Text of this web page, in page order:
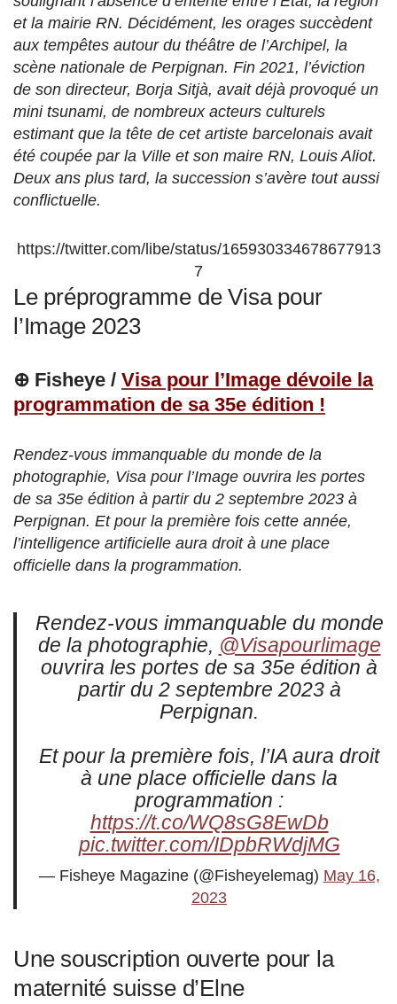
et la mairie RN. Décidément, les orages succèdent
aux tempêtes autour du théâtre de l’Archipel, la
scène nationale de Perpignan. Fin 2021, l’éviction
de son directeur, Borja Sitjà, avait déjà provoqué un
mini tsunami, de nombreux acteurs culturels
estimant que la tête de cet artiste barcelonais avait
été coupée par la Ville et son maire RN, Louis Aliot.
Deux ans plus tard, la succession s’avère tout aussi
conflictuelle.
https://twitter.com/libe/status/165930334678677913
7
Le préprogramme de Visa pour
l’Image 2023
⊕ Fisheye / Visa pour l’Image dévoile la
programmation de sa 35e édition !
Rendez-vous immanquable du monde de la
photographie, Visa pour l’Image ouvrira les portes
de sa 35e édition à partir du 2 septembre 2023 à
Perpignan. Et pour la première fois cette année,
l’intelligence artificielle aura droit à une place
officielle dans la programmation.
Rendez-vous immanquable du monde
de la photographie, @Visapourlimage
ouvrira les portes de sa 35e édition à
partir du 2 septembre 2023 à
Perpignan.
Et pour la première fois, l’IA aura droit
à une place officielle dans la
programmation :
https://t.co/WQ8sG8EwDb
pic.twitter.com/IDpbRWdjMG
— Fisheye Magazine (@Fisheyelemag) May 16,
2023
Une souscription ouverte pour la
maternité suisse d’Elne